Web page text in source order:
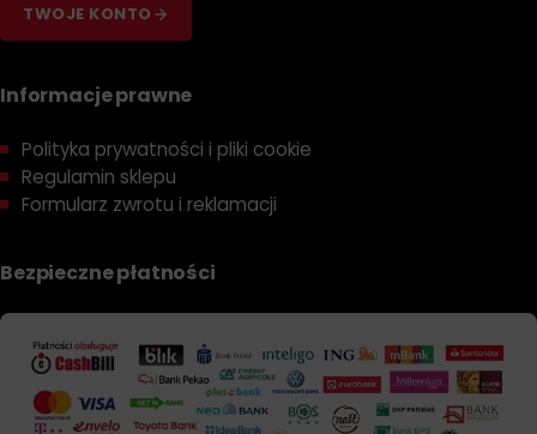
TWOJE KONTO
Informacje prawne
Polityka prywatności i pliki cookie
Regulamin sklepu
Formularz zwrotu i reklamacji
Bezpieczne płatności